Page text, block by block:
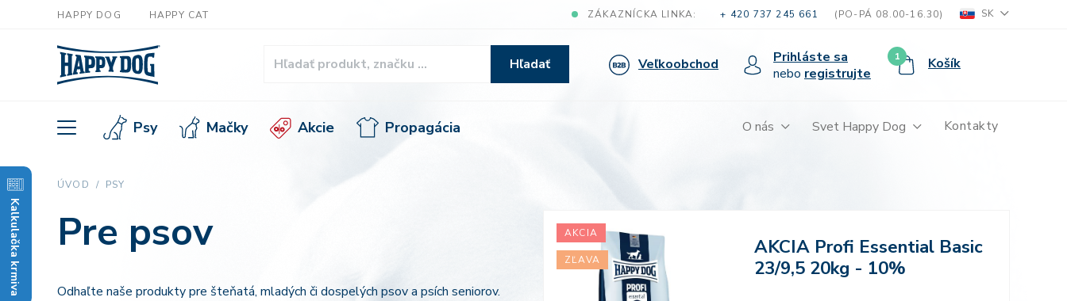
Kalkulačka krmiva
HAPPY DOG HAPPY CAT ZÁKAZNÍCKA LINKA: + 420 737 245 661 (PO-PÁ 08.00-16.30) SK
Hľadať Veľkoobchod
Prihláste sa
nebo registrujte
Košík
1
Psy Mačky Akcie Propagácia O nás Svet Happy Dog Kontakty
ÚVOD PSY
Pre psov
Odhaľte naše produkty pre šteňatá, mladých či dospelých psov a psích seniorov.
AKCIA
ZĽAVA
AKCIA Profi Essential
Sportive 26/16 20kg - 10%